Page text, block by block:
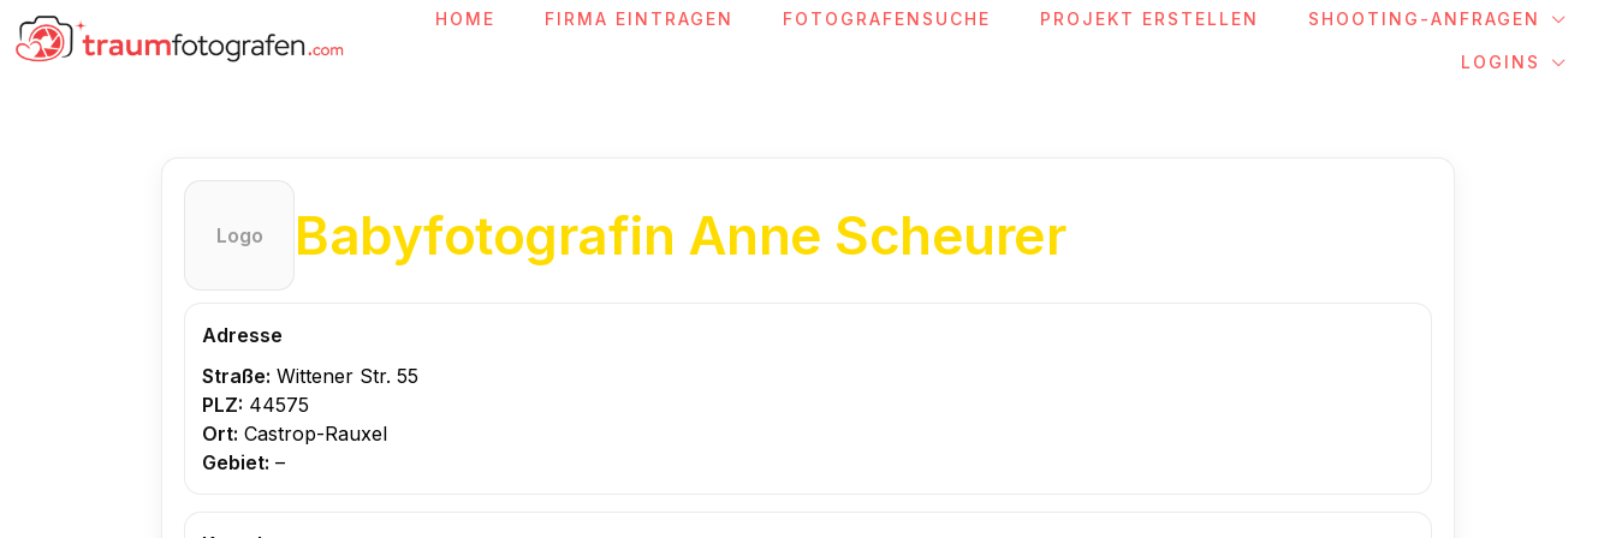
Zum
Inhalt
HOME FIRMA EINTRAGEN FOTOGRAFENSUCHE PROJEKT ERSTELLEN SHOOTING-ANFRAGEN
LOGINS
Logo Babyfotografin Anne Scheurer
Adresse
Straße: Wittener Str. 55
PLZ: 44575
Ort: Castrop-Rauxel
Gebiet: –